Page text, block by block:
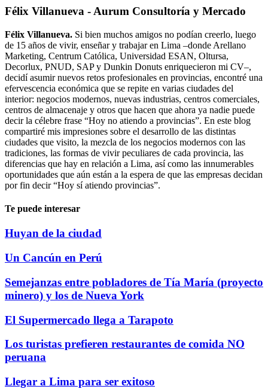
Félix Villanueva - Aurum Consultoría y Mercado
Félix Villanueva. Si bien muchos amigos no podían creerlo, luego
de 15 años de vivir, enseñar y trabajar en Lima –donde Arellano
Marketing, Centrum Católica, Universidad ESAN, Oltursa,
Decorlux, PNUD, SAP y Dunkin Donuts enriquecieron mi CV–,
decidí asumir nuevos retos profesionales en provincias, encontré una
efervescencia económica que se repite en varias ciudades del
interior: negocios modernos, nuevas industrias, centros comerciales,
centros de almacenaje y otros que hacen que ahora ya nadie puede
decir la célebre frase “Hoy no atiendo a provincias”. En este blog
compartiré mis impresiones sobre el desarrollo de las distintas
ciudades que visito, la mezcla de los negocios modernos con las
tradiciones, las formas de vivir peculiares de cada provincia, las
diferencias que hay en relación a Lima, así como las innumerables
oportunidades que aún están a la espera de que las empresas decidan
por fin decir “Hoy sí atiendo provincias”.
Te puede interesar
Huyan de la ciudad
Un Cancún en Perú
Semejanzas entre pobladores de Tía María (proyecto
minero) y los de Nueva York
El Supermercado llega a Tarapoto
Los turistas prefieren restaurantes de comida NO
peruana
Llegar a Lima para ser exitoso